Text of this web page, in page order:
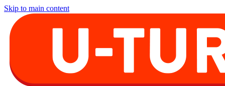
Skip to main content